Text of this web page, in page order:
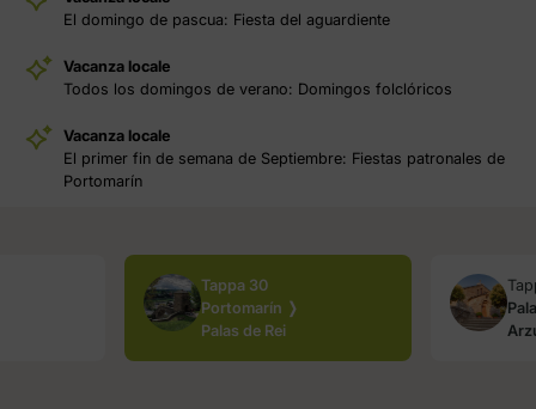
El domingo de pascua: Fiesta del aguardiente
Vacanza locale
Todos los domingos de verano: Domingos folclóricos
Vacanza locale
El primer fin de semana de Septiembre: Fiestas patronales de
Portomarín
Tappa 30
Portomarín ❭
Palas de Rei